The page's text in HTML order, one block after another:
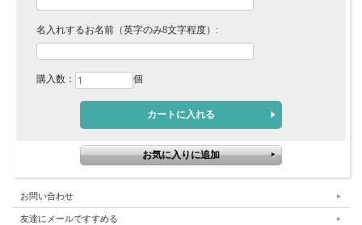
名入れするお名前（英字のみ8文字程度）:
購入数： 個
お問い合わせ
友達にメールですすめる